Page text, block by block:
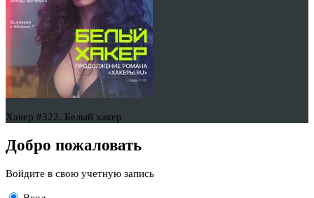
Хакер #322. Белый хакер
Добро пожаловать
Войдите в свою учетную запись